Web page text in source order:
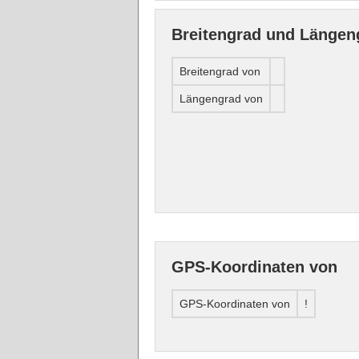
Breitengrad und
Breitengrad von
Längengrad von
GPS-Koordinaten von
GPS-Koordinaten von !